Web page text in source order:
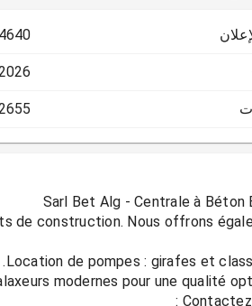
de construction. Nous offrons